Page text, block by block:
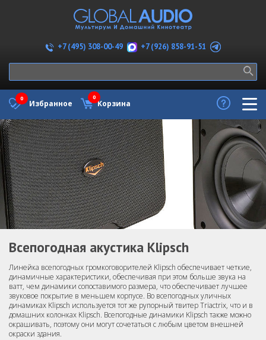
+7 (495) 308-00-49 +7 (926) 858-91-51
Избранное
0
Корзина
0
Всепогодная акустика Klipsch
Линейка всепогодных громкоговорителей Klipsch обеспечивает четкие,
динамичные характеристики, обеспечивая при этом больше звука на
ватт, чем динамики сопоставимого размера, что обеспечивает лучшее
звуковое покрытие в меньшем корпусе. Во всепогодных уличных
динамиках Klipsch используется тот же рупорный твитер Triactrix, что и в
домашних колонках Klipsch. Всепогодные динамики Klipsch также можно
окрашивать, поэтому они могут сочетаться с любым цветом внешней
окраски здания.